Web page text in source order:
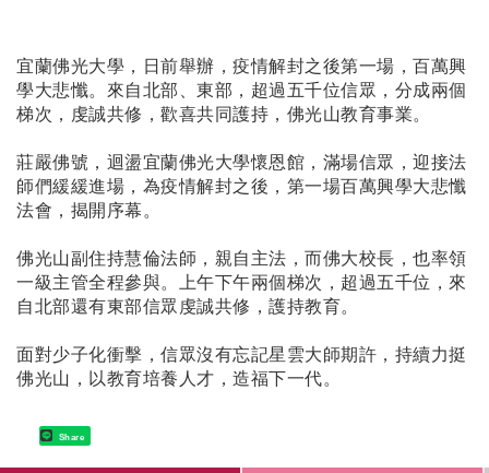
宜蘭佛光大學，日前舉辦，疫情解封之後第一場，百萬興
學大悲懺。來自北部、東部，超過五千位信眾，分成兩個
梯次，虔誠共修，歡喜共同護持，佛光山教育事業。
莊嚴佛號，迴盪宜蘭佛光大學懷恩館，滿場信眾，迎接法
師們緩緩進場，為疫情解封之後，第一場百萬興學大悲懺
法會，揭開序幕。
佛光山副住持慧倫法師，親自主法，而佛大校長，也率領
一級主管全程參與。上午下午兩個梯次，超過五千位，來
自北部還有東部信眾虔誠共修，護持教育。
面對少子化衝擊，信眾沒有忘記星雲大師期許，持續力挺
佛光山，以教育培養人才，造福下一代。
Share